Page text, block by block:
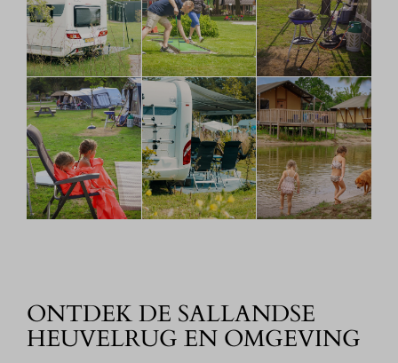
ONTDEK DE SALLANDSE
HEUVELRUG EN OMGEVING